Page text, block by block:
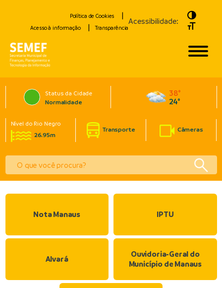
Política de Cookies
Acesso à informação
Transparência
Acessibilidade:
Toggle
Toggle
Status da Cidade
Normalidade
38°
24°
Nível do Rio Negro
26.95m
Transporte Câmeras
Nota Manaus IPTU
Alvará
Ouvidoria-Geral do
Município de Manaus